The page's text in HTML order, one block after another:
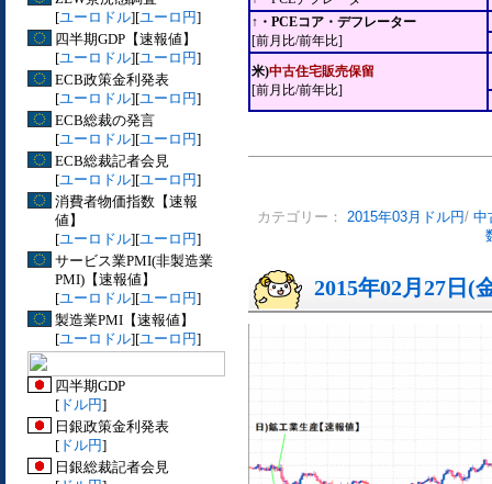
[ユーロドル][ユーロ円]
四半期GDP【速報値】
[ユーロドル][ユーロ円]
ECB政策金利発表
[ユーロドル][ユーロ円]
ECB総裁の発言
[ユーロドル][ユーロ円]
ECB総裁記者会見
[ユーロドル][ユーロ円]
消費者物価指数【速報
値】
[ユーロドル][ユーロ円]
サービス業PMI(非製造業
PMI)【速報値】
[ユーロドル][ユーロ円]
製造業PMI【速報値】
[ユーロドル][ユーロ円]
四半期GDP
[ ドル円]
日銀政策金利発表
[ ドル円]
日銀総裁記者会見
↑・PCEコア・デフレーター
[前月比/前年比]
米)中古住宅販売保留
[前月比/前年比]
カテゴリー： 2015年03月ドル円/ 中
2015年02月27日(